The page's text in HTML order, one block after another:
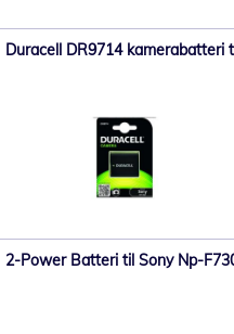
Duracell DR9714 kamerabatteri
2-Power Batteri til Sony Np-